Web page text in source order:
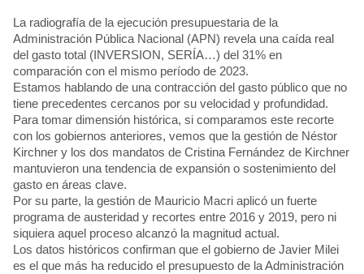
La radiografía de la ejecución presupuestaria de la
Administración Pública Nacional (APN) revela una caída real
del gasto total (INVERSION, SERÍA…) del 31% en
comparación con el mismo período de 2023.
Estamos hablando de una contracción del gasto público que no
tiene precedentes cercanos por su velocidad y profundidad.
Para tomar dimensión histórica, si comparamos este recorte
con los gobiernos anteriores, vemos que la gestión de Néstor
Kirchner y los dos mandatos de Cristina Fernández de Kirchner
mantuvieron una tendencia de expansión o sostenimiento del
gasto en áreas clave.
Por su parte, la gestión de Mauricio Macri aplicó un fuerte
programa de austeridad y recortes entre 2016 y 2019, pero ni
siquiera aquel proceso alcanzó la magnitud actual.
Los datos históricos confirman que el gobierno de Javier Milei
es el que más ha reducido el presupuesto de la Administración